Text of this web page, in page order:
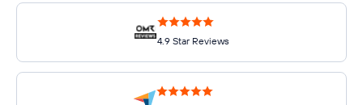
4.9 Star Reviews